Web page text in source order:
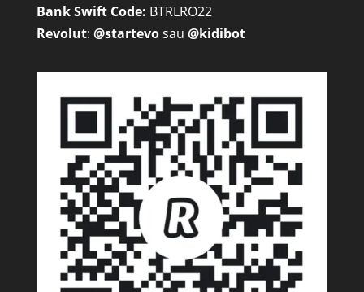
Bank Swift Code: BTRLRO22
Revolut: @startevosau @kidibot